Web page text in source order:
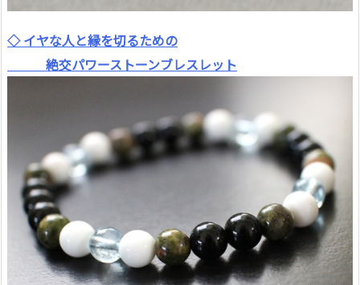
◇ イヤな人と縁を切るための
絶交パワーストーンブレスレット